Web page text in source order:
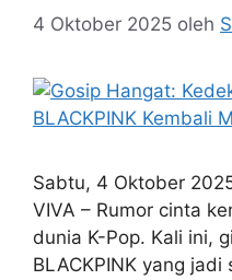
4 Oktober 2025 oleh
Sabtu, 4 Oktober
VIVA – Rumor cinta
dunia K-Pop. Kali ini,
BLACKPINK yang